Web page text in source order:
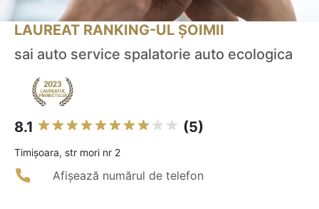
LAUREAT RANKING-UL ȘOIMII
sai auto service spalatorie auto ecologica
8.1 (5)
Timişoara, str mori nr 2
Afișează numărul de telefon